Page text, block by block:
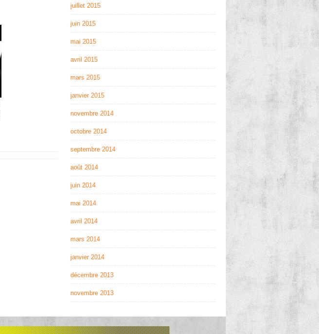
juillet 2015
juin 2015
mai 2015
avril 2015
mars 2015
janvier 2015
novembre 2014
octobre 2014
septembre 2014
août 2014
juin 2014
mai 2014
avril 2014
mars 2014
janvier 2014
décembre 2013
novembre 2013